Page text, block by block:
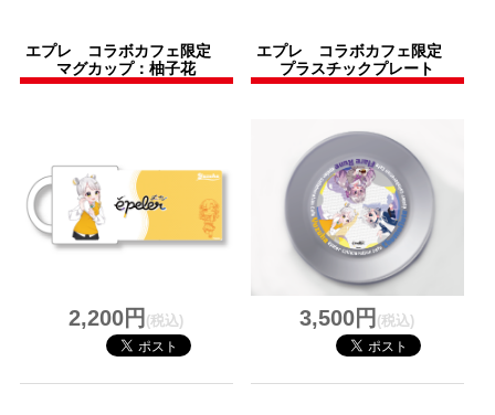
エプレ コラボカフェ限定
マグカップ：柚子花
2,200円 (税込)
エプレ コラボカフェ限定
プラスチックプレート
3,500円 (税込)